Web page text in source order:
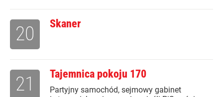
Skaner
20
Tajemnica pokoju 170
Partyjny samochód, sejmowy gabinet
21